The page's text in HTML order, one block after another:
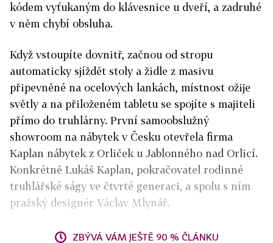
kódem vyťukaným do klávesnice u dveří, a zadruhé
v něm chybí obsluha.
Když vstoupíte dovnitř, začnou od stropu
automaticky sjíždět stoly a židle z masivu
připevněné na ocelových lankách, místnost ožije
světly a na přiloženém tabletu se spojíte s majiteli
přímo do truhlárny. První samoobslužný
showroom na nábytek v Česku otevřela firma
Kaplan nábytek z Orliček u Jablonného nad Orlicí.
Konkrétně Lukáš Kaplan, pokračovatel rodinné
truhlářské ságy ve čtvrté generaci, a spolu s ním
pražský designér Václav Mlynář.
ZBÝVÁ VÁM JEŠTĚ 90 % ČLÁNKU